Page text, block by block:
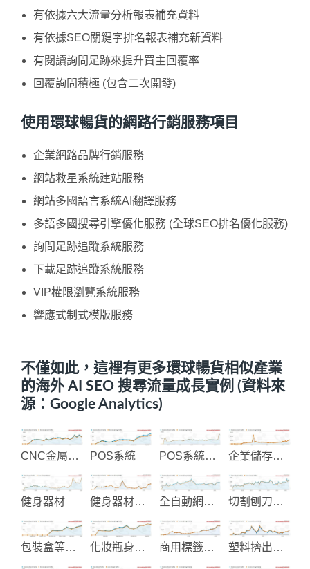
有依據六大流量分析報表補充資料
有依據SEO關鍵字排名報表補充新資料
有閱讀詢問足跡來提升買主回覆率
回覆詢問積極 (包含二次開發)
使用環球暢貨的網路行銷服務項目
企業網路品牌行銷服務
網站救星系統建站服務
網站多國語言系統AI翻譯服務
多語多國搜尋引擎優化服務 (全球SEO排名優化服務)
詢問足跡追蹤系統服務
下載足跡追蹤系統服務
VIP權限瀏覽系統服務
響應式制式模版服務
不僅如此，這裡有更多環球暢貨相似產業
的海外 AI SEO 搜尋流量成長實例 (資料來
源：Google Analytics)
CNC金屬與塑膠加工 POS系統 POS系統主機設備製造 企業儲存解決方案
健身器材 健身器材顯示儀表控制 全自動網版印刷機械 切割刨刀具製造
包裝盒等用品彩色印刷 化妝瓶身製造 商用標籤貼紙印刷 塑料擠出設備